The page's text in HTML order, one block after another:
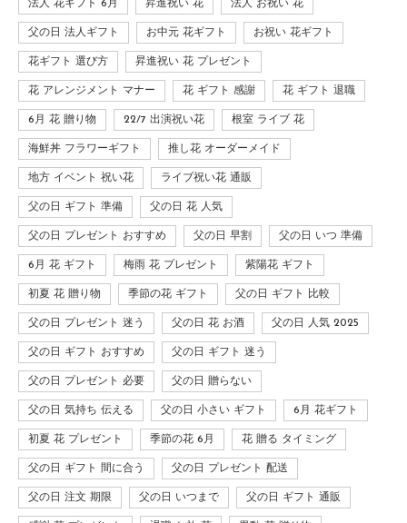
法人 花ギフト 6月 昇進祝い 花 法人 お祝い 花
父の日 法人ギフト お中元 花ギフト お祝い 花ギフト
花ギフト 選び方 昇進祝い 花 プレゼント
花 アレンジメント マナー 花 ギフト 感謝 花 ギフト 退職
6月 花 贈り物 22/7 出演祝い花 根室 ライブ 花
海鮮丼 フラワーギフト 推し花 オーダーメイド
地方 イベント 祝い花 ライブ祝い花 通販
父の日 ギフト 準備 父の日 花 人気
父の日 プレゼント おすすめ 父の日 早割 父の日 いつ 準備
6月 花 ギフト 梅雨 花 プレゼント 紫陽花 ギフト
初夏 花 贈り物 季節の花 ギフト 父の日 ギフト 比較
父の日 プレゼント 迷う 父の日 花 お酒 父の日 人気 2025
父の日 ギフト おすすめ 父の日 ギフト 迷う
父の日 プレゼント 必要 父の日 贈らない
父の日 気持ち 伝える 父の日 小さい ギフト 6月 花ギフト
初夏 花 プレゼント 季節の花 6月 花 贈る タイミング
父の日 ギフト 間に合う 父の日 プレゼント 配送
父の日 注文 期限 父の日 いつまで 父の日 ギフト 通販